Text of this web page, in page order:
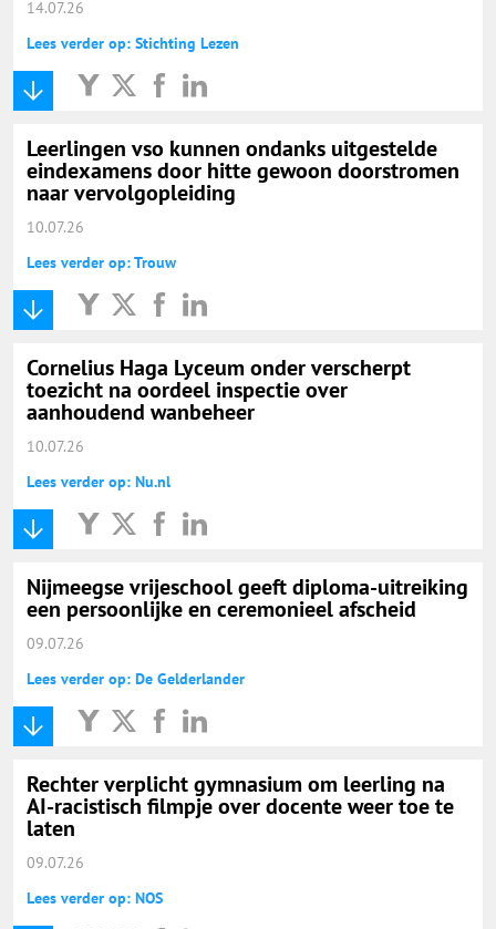
14.07.26
Lees verder op: Stichting Lezen
Leerlingen vso kunnen ondanks uitgestelde
eindexamens door hitte gewoon doorstromen
naar vervolgopleiding
10.07.26
Lees verder op: Trouw
Cornelius Haga Lyceum onder verscherpt
toezicht na oordeel inspectie over
aanhoudend wanbeheer
10.07.26
Lees verder op: Nu.nl
Nijmeegse vrijeschool geeft diploma-uitreiking
een persoonlijke en ceremonieel afscheid
09.07.26
Lees verder op: De Gelderlander
Rechter verplicht gymnasium om leerling na
AI-racistisch filmpje over docente weer toe te
laten
09.07.26
Lees verder op: NOS